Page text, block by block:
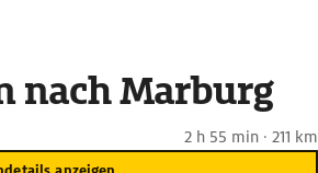
nach Marburg
2 h 55 min · 211 km